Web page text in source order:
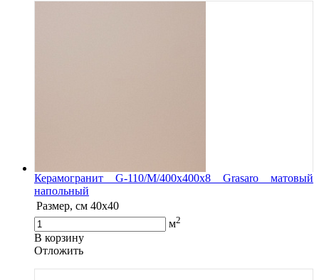
Керамогранит G-110/M/400x400x8 Grasaro матовый
напольный
Размер, см 40x40
м2
В корзину
Oтложить